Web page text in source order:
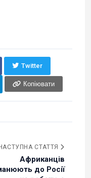
Twitter
Копіювати
СТАТТЯ
Африканців
до Росії